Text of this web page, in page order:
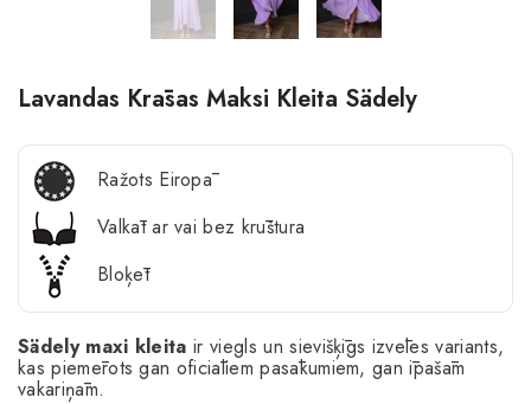
Lavandas Krāsas Maksi Kleita Sädely
Ražots Eiropā
Valkāt ar vai bez krūštura
Bloķēt
Sädely maxi kleita ir viegls un sievišķīgs izvēles variants,
kas piemērots gan oficiāliem pasākumiem, gan īpašām
vakariņām.